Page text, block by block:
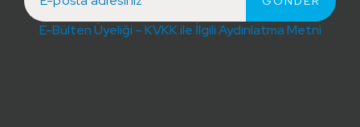
E-Bülten Üyeliği – KVKK ile İlgili Aydınlatma Metni